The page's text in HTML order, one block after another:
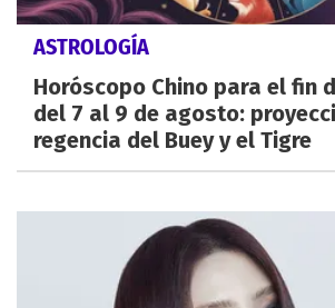
ASTROLOGÍA
Horóscopo Chino para el fin
del 7 al 9 de agosto:
regencia del Buey y el Tigre